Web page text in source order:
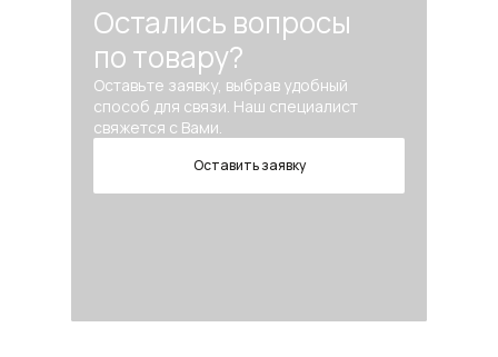
Остались вопросы
по товару?
Оставьте заявку, выбрав удобный
способ для связи. Наш специалист
свяжется с Вами.
Оставить заявку